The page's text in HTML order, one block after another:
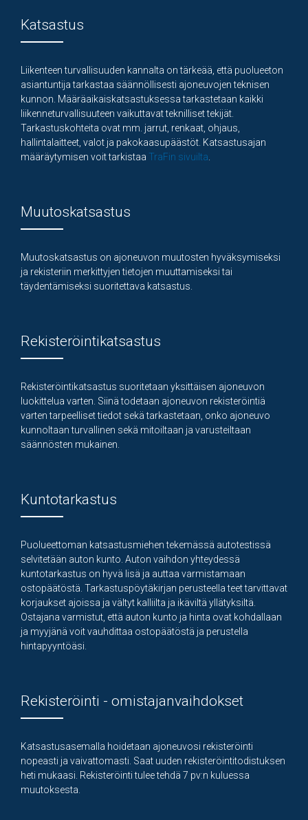
Katsastus
Liikenteen turvallisuuden kannalta on tärkeää, että puolueeton
asiantuntija tarkastaa säännöllisesti ajoneuvojen teknisen
kunnon. Määräaikaiskatsastuksessa tarkastetaan kaikki
liikenneturvallisuuteen vaikuttavat teknilliset tekijät.
Tarkastuskohteita ovat mm. jarrut, renkaat, ohjaus,
hallintalaitteet, valot ja pakokaasupäästöt. Katsastusajan
määräytymisen voit tarkistaa TraFin sivuilta
Muutoskatsastus
Muutoskatsastus on ajoneuvon muutosten hyväksymiseksi
ja rekisteriin merkittyjen tietojen muuttamiseksi tai
täydentämiseksi suoritettava katsastus.
Rekisteröintikatsastus
Rekisteröintikatsastus suoritetaan yksittäisen ajoneuvon
luokittelua varten. Siinä todetaan ajoneuvon rekisteröintiä
varten tarpeelliset tiedot sekä tarkastetaan, onko ajoneuvo
kunnoltaan turvallinen sekä mitoiltaan ja varusteiltaan
säännösten mukainen.
Kuntotarkastus
Puolueettoman katsastusmiehen tekemässä autotestissä
selvitetään auton kunto. Auton vaihdon yhteydessä
kuntotarkastus on hyvä lisä ja auttaa varmistamaan
ostopäätöstä. Tarkastuspöytäkirjan perusteella teet tarvittavat
korjaukset ajoissa ja vältyt kalliilta ja ikäviltä yllätyksiltä.
Ostajana varmistut, että auton kunto ja hinta ovat kohdallaan
ja myyjänä voit vauhdittaa ostopäätöstä ja perustella
hintapyyntöäsi.
Rekisteröinti - omistajanvaihdokset
Katsastusasemalla hoidetaan ajoneuvosi rekisteröinti
nopeasti ja vaivattomasti. Saat uuden rekisteröintitodistuksen
heti mukaasi. Rekisteröinti tulee tehdä 7 pv:n kuluessa
muutoksesta.